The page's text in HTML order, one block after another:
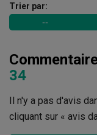
Trier par:
34
Il n'y a pas d'avis
cliquant sur « avis